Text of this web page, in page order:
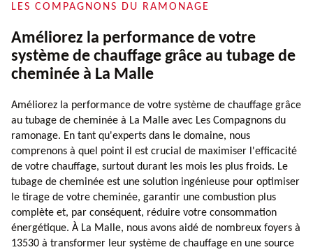
LES COMPAGNONS DU RAMONAGE
Améliorez la performance de votre
système de chauffage grâce au tubage de
cheminée à La Malle
Améliorez la performance de votre système de chauffage grâce
au tubage de cheminée à La Malle avec Les Compagnons du
ramonage. En tant qu'experts dans le domaine, nous
comprenons à quel point il est crucial de maximiser l'efficacité
de votre chauffage, surtout durant les mois les plus froids. Le
tubage de cheminée est une solution ingénieuse pour optimiser
le tirage de votre cheminée, garantir une combustion plus
complète et, par conséquent, réduire votre consommation
énergétique. À La Malle, nous avons aidé de nombreux foyers à
13530 à transformer leur système de chauffage en une source